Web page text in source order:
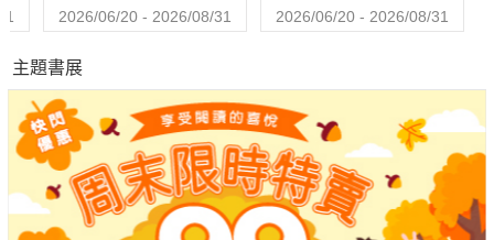
2026/06/20 - 2026/08/31 2026/06/20 - 2026/08/31
主題書展